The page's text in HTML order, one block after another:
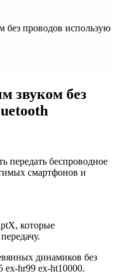
без проводов использую
звуком без
передать беспроводное
смартфонов и
которые
динамиков без
ex-hr99 ex-ht10000.